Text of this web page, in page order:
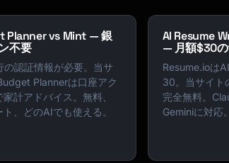
Planner vs Mint — 銀
不要
の認証情報が必要。当サ
Plannerは口座アク
計アドバイス。無料、
、どのAIでも使える。
AI Resume
— 月額$30
Resume.ioは
30。当サイト
完全無料。
Geminiに対応。